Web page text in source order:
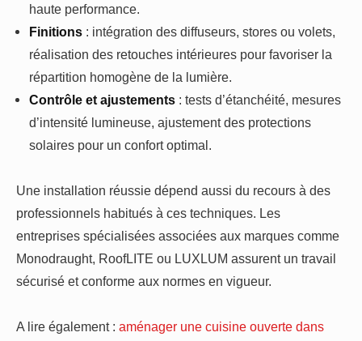
haute performance.
Finitions : intégration des diffuseurs, stores ou volets,
réalisation des retouches intérieures pour favoriser la
répartition homogène de la lumière.
Contrôle et ajustements : tests d’étanchéité, mesures
d’intensité lumineuse, ajustement des protections
solaires pour un confort optimal.
Une installation réussie dépend aussi du recours à des
professionnels habitués à ces techniques. Les
entreprises spécialisées associées aux marques comme
Monodraught, RoofLITE ou LUXLUM assurent un travail
sécurisé et conforme aux normes en vigueur.
A lire également : aménager une cuisine ouverte dans